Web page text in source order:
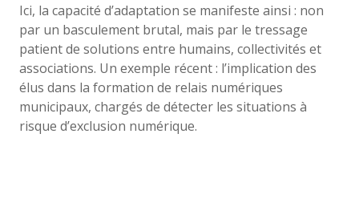
Ici, la capacité d’adaptation se manifeste ainsi : non
par un basculement brutal, mais par le tressage
patient de solutions entre humains, collectivités et
associations. Un exemple récent : l’implication des
élus dans la formation de relais numériques
municipaux, chargés de détecter les situations à
risque d’exclusion numérique.